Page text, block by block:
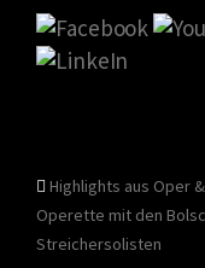
Highlights aus Oper &
Operette mit den
Streichersolisten